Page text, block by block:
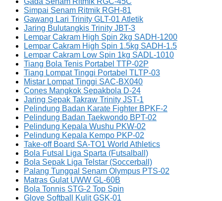
Simpai Senam Ritmik RGH-81
Gawang Lari Trinity GLT-01 Atletik
Jaring Bulutangkis Trinity JBT-3
Lempar Cakram High Spin 2kg SADH-1200
Lempar Cakram High Spin 1.5kg SADH-1.5
Lempar Cakram Low Spin 1kg SADL-1010
Tiang Bola Tenis Portabel TTP-02P
Tiang Lompat Tinggi Portabel TLTP-03
Mistar Lompat Tinggi SAC-BX040
Cones Mangkok Sepakbola D-24
Jaring Sepak Takraw Trinity JST-1
Pelindung Badan Karate Fighter BPKF-2
Pelindung Badan Taekwondo BPT-02
Pelindung Kepala Wushu PKW-02
Pelindung Kepala Kempo PKP-02
Take-off Board SA-TO1 World Athletics
Bola Futsal Liga Sparta (Futsalball)
Bola Sepak Liga Telstar (Soccerball)
Palang Tunggal Senam Olympus PTS-02
Matras Gulat UWW GL-60B
Bola Tonnis STG-2 Top Spin
Glove Softball Kulit GSK-01